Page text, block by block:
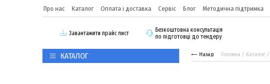
Про нас Каталог Оплата і доставка Сервіс Блог Методична підтримка
3авантажити прайс лист
Безкоштовна консультація
по підготовці до тендеру
КАТАЛОГ Назад Головна Каталог